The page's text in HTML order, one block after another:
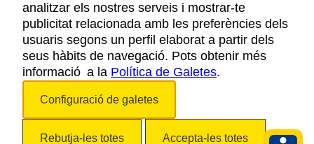
AVÍS LEGAL
POLÍTICA DE PRIVACITAT
COOKIES
ACCESSIBILITAT
analitzar els nostres serveis i mostrar-te
publicitat relacionada amb les preferències dels
usuaris segons un perfil elaborat a partir dels
seus hàbits de navegació. Pots obtenir més
informació a la Política de Galetes.
Configuració de galetes
Rebutja-les totes Accepta-les totes